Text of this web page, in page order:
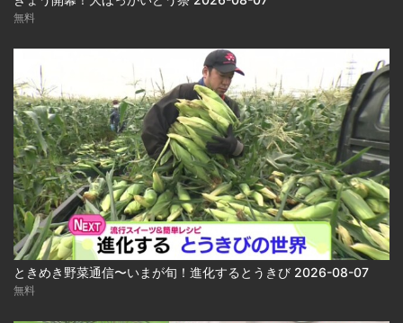
無料
ときめき野菜通信〜いまが旬！進化するとうきび 2026-08-07
無料